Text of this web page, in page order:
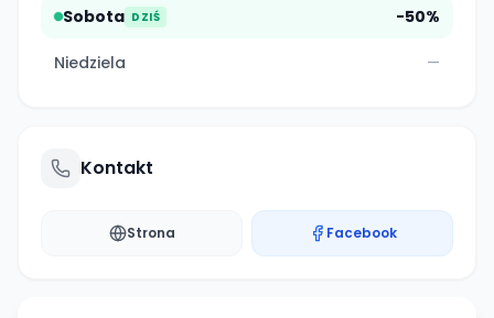
Sobota DZIŚ -50%
Niedziela —
Kontakt
Strona Facebook